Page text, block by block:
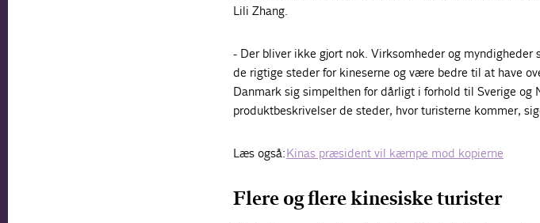
Lili Zhang.
- Der bliver ikke gjort nok. Virksomheder og
de rigtige steder for kineserne og være bedre til at have
Danmark sig simpelthen for dårligt i forhold til Sverige
produktbeskrivelser de steder, hvor turisterne kommer,
Læs også:Kinas præsident vil kæmpe mod kopierne
Flere og flere kinesiske turister